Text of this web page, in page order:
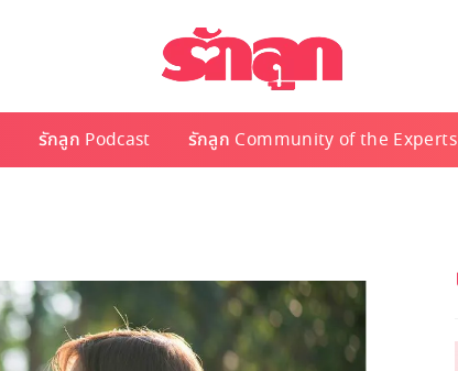
รักลูก Podcast รักลูก Community of the Experts